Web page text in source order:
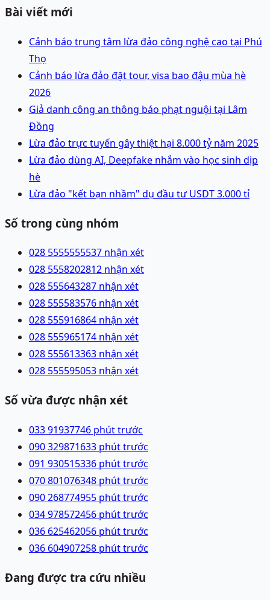
Bài viết mới
Cảnh báo trung tâm lừa đảo công nghệ cao tại Phú
Thọ
Cảnh báo lừa đảo đặt tour, visa bao đậu mùa hè
2026
Giả danh công an thông báo phạt nguội tại Lâm
Đồng
Lừa đảo trực tuyến gây thiệt hại 8.000 tỷ năm 2025
Lừa đảo dùng AI, Deepfake nhắm vào học sinh dịp
hè
Lừa đảo "kết bạn nhầm" dụ đầu tư USDT 3.000 tỉ
Số trong cùng nhóm
028 5555555537 nhận xét
028 5558202812 nhận xét
028 555643287 nhận xét
028 555583576 nhận xét
028 555916864 nhận xét
028 555965174 nhận xét
028 555613363 nhận xét
028 555595053 nhận xét
Số vừa được nhận xét
033 91937746 phút trước
090 329871633 phút trước
091 930515336 phút trước
070 801076348 phút trước
090 268774955 phút trước
034 978572456 phút trước
036 625462056 phút trước
036 604907258 phút trước
Đang được tra cứu nhiều